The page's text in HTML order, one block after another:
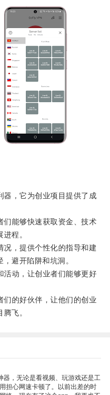
，它为创业项目提供了成
能够快速获取资金、技术
程。
，提供个性化的指导和建
避开陷阱和坑洞。
动，让创业者们能够更好
的好伙伴，让他们的创业
飞。
器，无论是看视频、玩游戏还是工
担心网速卡顿了。以前出差的时